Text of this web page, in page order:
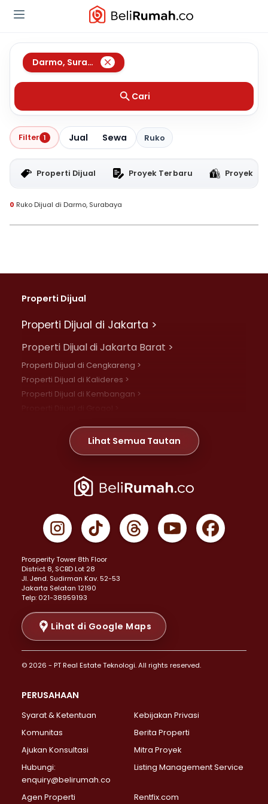
Darmo, Surabaya
Cari
Filter 1 Jual Sewa Ruko
Properti Dijual Proyek Terbaru Proyek
0 Ruko Dijual di Darmo, Surabaya
Properti Dijual
Properti Dijual di Jakarta >
Properti Dijual di Jakarta Barat >
Properti Dijual di Cengkareng >
Properti Dijual di Kalideres >
Properti Dijual di Kembangan >
Properti Dijual di Meruya >
Properti Dijual di Jelambar >
Properti Dijual di Jakarta Pusat >
Properti Dijual di Gambir >
Properti Dijual di Johar Baru >
Properti Dijual di Menteng >
Properti Dijual di Senen >
Properti Dijual di Tanah Abang >
Properti Dijual di Cikini >
Properti Dijual di Kramat >
Properti Dijual di Pasar Baru >
Properti Dijual di Bendungan Hilir >
Properti Dijual di Jakarta Selatan >
Properti Dijual di Lebak Bulus >
Properti Dijual di Gandaria Selatan >
Properti Dijual di Pondok Labu >
Properti Dijual di Lenteng Agung >
Properti Dijual di Senayan >
Properti Dijual di Pondok Pinang >
Lihat Semua Tautan
Prosperity Tower 8th Floor
District 8, SCBD Lot 28
JI. Jend. Sudirman Kav. 52-53
Jakarta Selatan 12190
Telp: 021-38959193
Lihat di Google Maps
© 2026 - PT Real Estate Teknologi. All rights reserved.
PERUSAHAAN
Syarat & Ketentuan
Kebijakan Privasi
Komunitas
Berita Properti
Ajukan Konsultasi
Mitra Proyek
Hubungi:
enquiry@belirumah.co
Listing Management Service
Agen Properti Rentfix.com